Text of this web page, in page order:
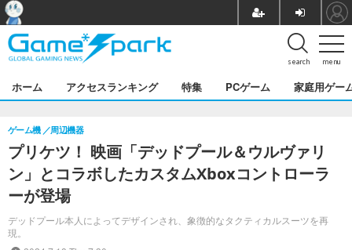
menu
search
ホーム アクセスランキング 特集 PCゲーム 家庭用ゲー
プリケツ！ 映画「デッドプール＆ウルヴァリ
ン」とコラボしたカスタムXboxコントローラ
ーが登場
デッドプール本人によってデザインされ、象徴的なタクティカルスーツを再
現。
ゲーム機 周辺機器